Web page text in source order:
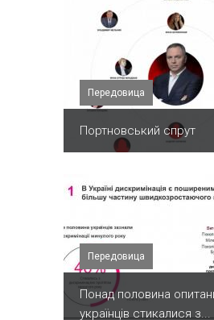
Передовица
Портновський спрут
Передовица
Понад половина
українців стикалися з...